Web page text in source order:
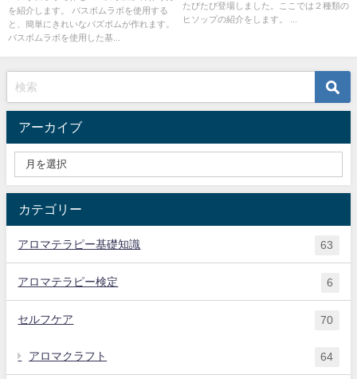
を紹介します。 バスボムラボを使用する
と、簡単にきれいなバズボムが作れます。
バスボムラボを使用した基...
たびたび登場しました。ここでは２種類の
ヒソップの紹介をします。 ...
アーカイブ
カテゴリー
アロマテラピー基礎知識 63
アロマテラピー検定 6
セルフケア 70
アロマクラフト 64